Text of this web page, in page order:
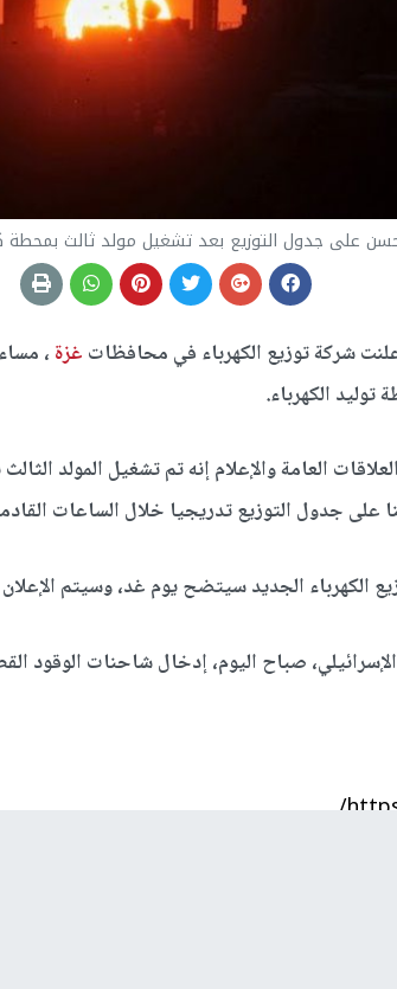
على جدول التوزيع بعد تشغيل مولد ثالث بمحطة
شركة توزيع الكهرباء في محافظات غزة ،
الكهرباء.
العامة والإعلام إنه تم تشغيل المولد
على جدول التوزيع تدريجيا خلال الساعات
الكهرباء الجديد سيتضح يوم غد، وسيتم
صباح اليوم، إدخال شاحنات الوقود